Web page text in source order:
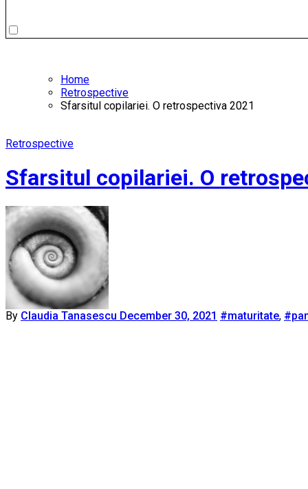
Home
Retrospective
Sfarsitul copilariei. O retrospectiva 2021
Retrospective
Sfarsitul copilariei. O
By Claudia Tanasescu December 30, 2021 #maturitate,